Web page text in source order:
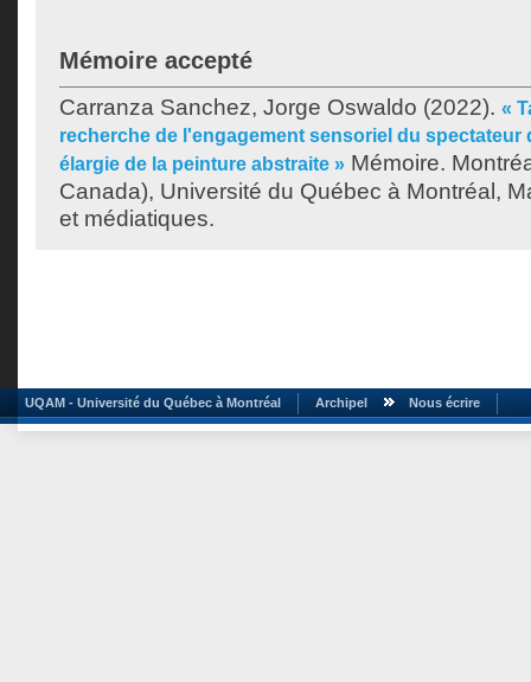
Mémoire accepté
Carranza Sanchez, Jorge Oswaldo (2022). «
recherche de l'engagement sensoriel du spectateur
élargie de la peinture abstraite » Mémoire.
Canada), Université du Québec à Montréal,
et médiatiques.
UQAM - Université du Québec à Montréal Archipel Nous écrire